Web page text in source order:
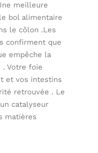
meilleure
bol alimentaire
le côlon .Les
confirment que
empêche la
. Votre foie
et vos intestins
retrouvée . Le
catalyseur
matières